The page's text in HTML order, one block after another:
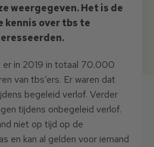
weergegeven. Het is de
kennis over tbs te
er in 2019 in totaal 70.000
van tbs’ers. Er waren dat
begeleid verlof. Verder
tijdens onbegeleid verlof.
niet op tijd op de
en kan al gelden voor iemand